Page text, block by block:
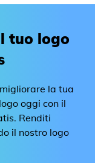
tuo logo
la tua
oggi con il
Renditi
il nostro logo